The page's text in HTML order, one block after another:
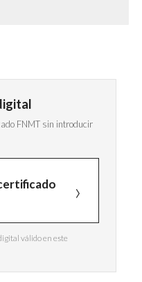
FNMT sin introducir
válido en este